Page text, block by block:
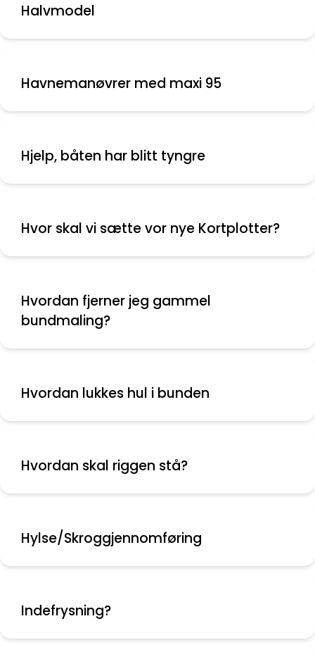
Halvmodel
Havnemanøvrer med maxi 95
Hjelp, båten har blitt tyngre
Hvor skal vi sætte vor nye Kortplotter?
Hvordan fjerner jeg gammel
bundmaling?
Hvordan lukkes hul i bunden
Hvordan skal riggen stå?
Hylse/Skroggjennomføring
Indefrysning?